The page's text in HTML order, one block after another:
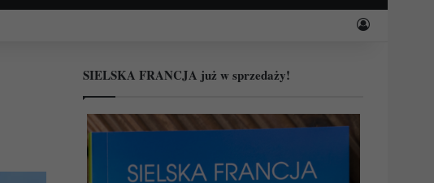
Zaloguj
SIELSKA FRANCJA już w sprzedaży!